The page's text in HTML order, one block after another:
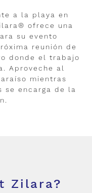
a la playa en
ofrece una
su evento
reunión de
donde el trabajo
Aproveche al
mientras
se encarga de la
Zilara?